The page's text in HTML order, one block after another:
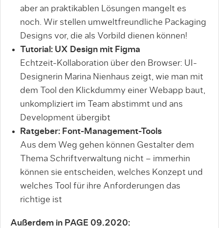
aber an praktikablen Lösungen mangelt es
noch. Wir stellen umweltfreundli­che Packaging
Designs vor, die als Vorbild dienen können!
Tutorial: UX Design mit Figma
Echtzeit-Kollaboration über den Browser: UI-
Designerin Marina Nienhaus zeigt, wie man mit
dem Tool den Klickdummy einer Webapp baut,
unkompliziert im Team abstimmt und ans
Development übergibt
Ratgeber: Font-Management-Tools
Aus dem Weg gehen können Gestalter dem
Thema Schriftverwaltung nicht – immerhin
können sie entscheiden, welches Konzept und
welches Tool für ihre Anforderungen das
richtige ist
Außerdem in PAGE 09.2020: